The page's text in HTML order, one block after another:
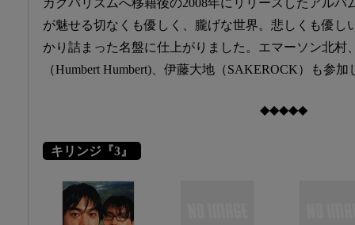
が魅せる切なくも優しく、朧げな世界。悲しくも優し
かり詰まった名盤に仕上がりました。エマーソン北村
（Humbert Humbert)、伊藤大地（SAKEROCK）も参
◆◆◆◆◆
キリンジ『3』